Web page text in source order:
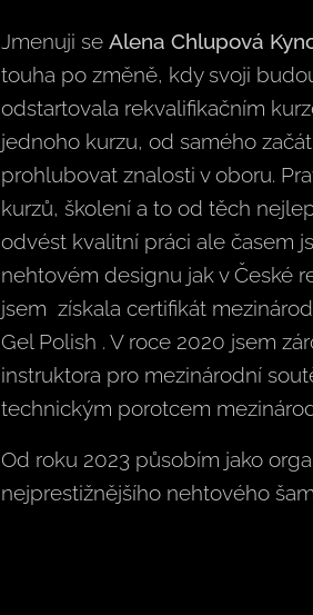
Jmenuji se Alena Chlupová
touha po změně, kdy svoji
odstartovala rekvalifikačním
jednoho kurzu, od samého
prohlubovat znalosti v oboru.
kurzů, školení a to od těch
odvést kvalitní práci ale časem
nehtovém designu jak v České
jsem získala certifikát
Gel Polish . V roce 2020 jsem
instruktora pro mezinárodní
technickým porotcem
Od roku 2023 působím jako
nejprestižnějšího nehtového